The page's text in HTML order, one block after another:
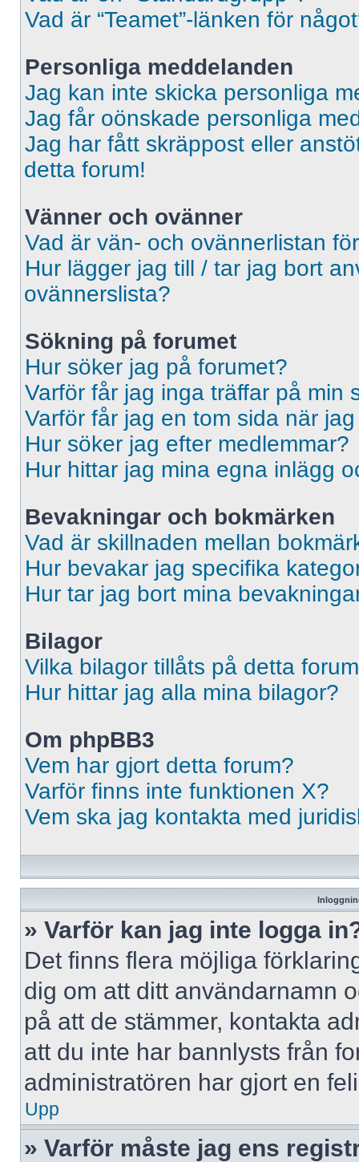
Vad är “Teamet”-länken för
Personliga meddelanden
Jag kan inte skicka personliga
Jag får oönskade personliga
Jag har fått skräppost eller
detta forum!
Vänner och ovänner
Vad är vän- och ovännerlistan
Hur lägger jag till / tar jag bort
ovännerslista?
Sökning på forumet
Hur söker jag på forumet?
Varför får jag inga träffar på min
Varför får jag en tom sida när
Hur söker jag efter medlemmar?
Hur hittar jag mina egna inlägg
Bevakningar och bokmärken
Vad är skillnaden mellan
Hur bevakar jag specifika
Hur tar jag bort mina
Bilagor
Vilka bilagor tillåts på detta
Hur hittar jag alla mina bilagor?
Om phpBB3
Vem har gjort detta forum?
Varför finns inte funktionen X?
Vem ska jag kontakta med
» Varför kan jag inte logga
Det finns flera möjliga
dig om att ditt användarnamn
på att de stämmer, kontakta
att du inte har bannlysts från
administratören har gjort en
Upp
» Varför måste jag ens